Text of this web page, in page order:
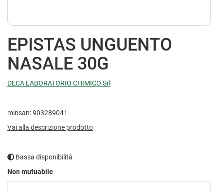
EPISTAS UNGUENTO
NASALE 30G
DECA LABORATORIO CHIMICO Srl
minsan: 903289041
Vai alla descrizione prodotto
Bassa disponibilità
Non mutuabile
Prezzo